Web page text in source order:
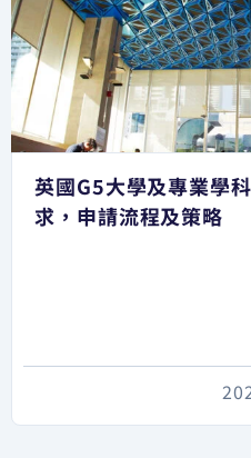
英國G5大學及專業學
求，申請流程及策略